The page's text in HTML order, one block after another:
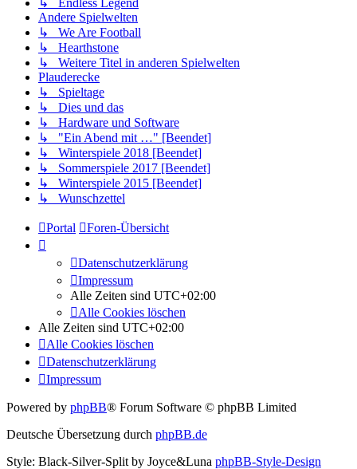
↳ Endless Legend
Andere Spielwelten
↳ We Are Football
↳ Hearthstone
↳ Weitere Titel in anderen Spielwelten
Plauderecke
↳ Spieltage
↳ Dies und das
↳ Hardware und Software
↳ "Ein Abend mit …" [Beendet]
↳ Winterspiele 2018 [Beendet]
↳ Sommerspiele 2017 [Beendet]
↳ Winterspiele 2015 [Beendet]
↳ Wunschzettel
Portal Foren-Übersicht
Datenschutzerklärung
Impressum
Alle Zeiten sind UTC+02:00
Alle Cookies löschen
Alle Zeiten sind UTC+02:00
Alle Cookies löschen
Datenschutzerklärung
Impressum
Powered by phpBB® Forum Software © phpBB Limited
Deutsche Übersetzung durch phpBB.de
Style: Black-Silver-Split by Joyce&Luna phpBB-Style-Design